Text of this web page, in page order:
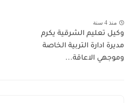
منذ 4 سنة
وكيل تعليم الشرقية يكرم
مديرة ادارة التربية الخاصة
وموجهي الاعاقة...